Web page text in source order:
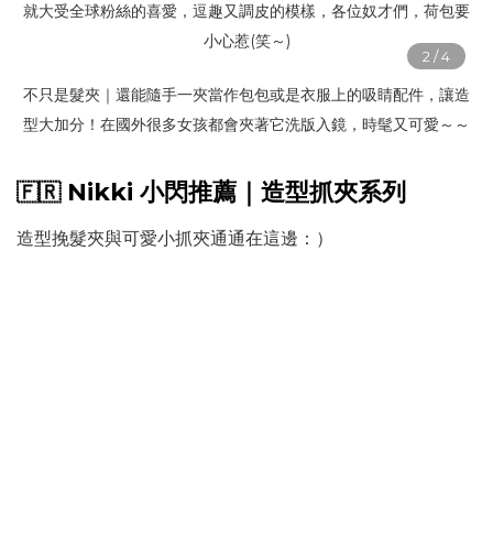
就大受全球粉絲的喜愛，逗趣又調皮的模樣，各位奴才們，荷包要
小心惹(笑～)
不只是髮夾｜還能隨手一夾當作包包或是衣服上的吸睛配件，讓造
型大加分！在國外很多女孩都會夾著它洗版入鏡，時髦又可愛～～
🇫🇷 Nikki 小閃推薦｜造型抓夾系列
造型挽髮夾與可愛小抓夾通通在這邊：）